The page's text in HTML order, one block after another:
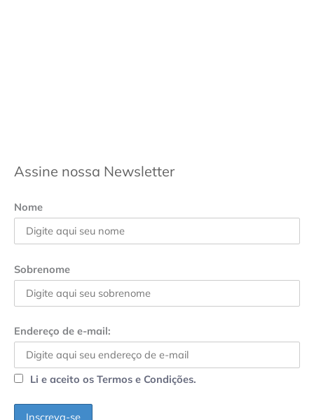
Assine nossa Newsletter
Nome
Sobrenome
Endereço de e-mail:
Li e aceito os Termos e Condições.